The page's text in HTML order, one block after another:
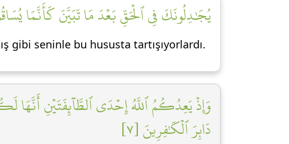
يُجَٰدِلُونَكَ فِي ٱلۡحَقِّ بَعۡدَ مَا تَبَيَّنَ كَأَنَّمَا
gibi seninle bu hususta tartışıyorlardı.
وَإِذۡ يَعِدُكُمُ ٱللَّهُ إِحۡدَى ٱلطَّآئِفَتَيۡنِ أَنَّهَا
دَابِرَ ٱلۡكَٰفِرِينَ [٧]